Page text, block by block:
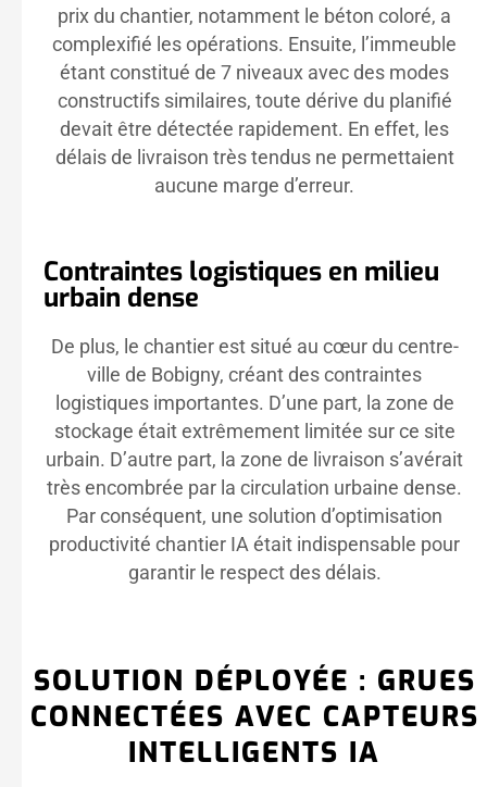
prix du chantier, notamment le béton coloré, a
complexifié les opérations. Ensuite, l’immeuble
étant constitué de 7 niveaux avec des modes
constructifs similaires, toute dérive du planifié
devait être détectée rapidement. En effet, les
délais de livraison très tendus ne permettaient
aucune marge d’erreur.
Contraintes logistiques en milieu
urbain dense
De plus, le chantier est situé au cœur du centre-
ville de Bobigny, créant des contraintes
logistiques importantes. D’une part, la zone de
stockage était extrêmement limitée sur ce site
urbain. D’autre part, la zone de livraison s’avérait
très encombrée par la circulation urbaine dense.
Par conséquent, une solution d’optimisation
productivité chantier IA était indispensable pour
garantir le respect des délais.
SOLUTION DÉPLOYÉE : GRUES
CONNECTÉES AVEC CAPTEURS
INTELLIGENTS IA